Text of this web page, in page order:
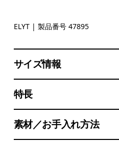
Early Teal
ELYT | 製品番号 47895
サイズ情報
特長
素材／お手入れ方法